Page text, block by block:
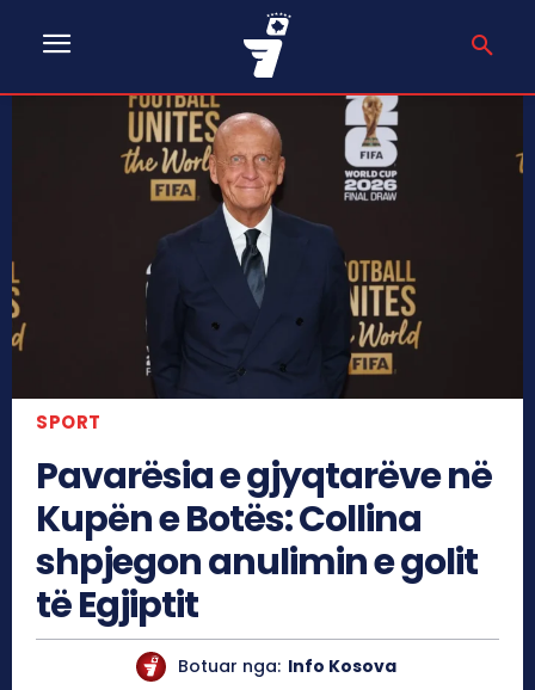
SPORT
Pavarësia e gjyqtarëve në
Kupën e Botës: Collina
shpjegon anulimin e golit
të Egjiptit
Botuar nga: Info Kosova